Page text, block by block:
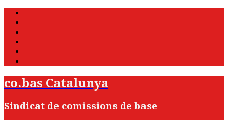
co.bas Catalunya
Sindicat de comissions de base